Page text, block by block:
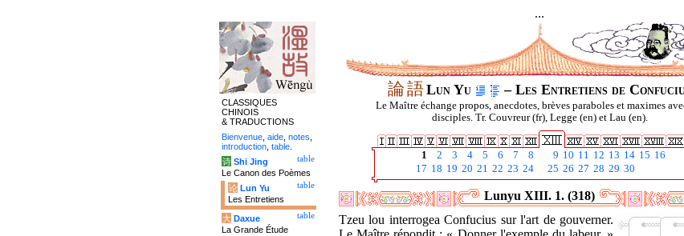
...
論語Lun Yu – Les Entretiens de
Le Maître échange propos, anecdotes, brèves paraboles et maximes
disciples. Tr. Couvreur (fr), Legge (en) et Lau (en).
1 2 3 4 5 6 7 8 9 10 11 12 13 14 15 16
17 18 19 20 21 22 23 24 25 26 27 28 29 30
Lunyu XIII. 1. (318)
Tzeu lou interrogea Confucius sur l'art de gouverner.
CLASSIQUES
CHINOIS
& TRADUCTIONS
Bienvenue aide notes
introduction table
table
诗 Shi Jing
Le Canon des Poèmes
table
论 Lun Yu
Les Entretiens
table
大 Daxue
La Grande Étude